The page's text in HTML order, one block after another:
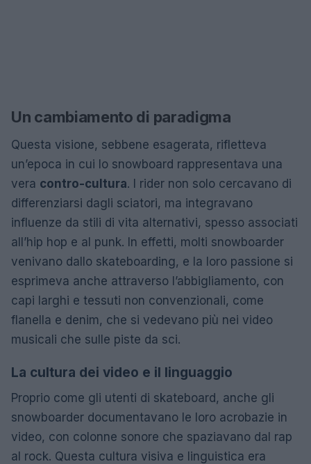
Un cambiamento di paradigma
Questa visione, sebbene esagerata, rifletteva
un’epoca in cui lo snowboard rappresentava una
vera contro-cultura. I rider non solo cercavano di
differenziarsi dagli sciatori, ma integravano
influenze da stili di vita alternativi, spesso associati
all’hip hop e al punk. In effetti, molti snowboarder
venivano dallo skateboarding, e la loro passione si
esprimeva anche attraverso l’abbigliamento, con
capi larghi e tessuti non convenzionali, come
flanella e denim, che si vedevano più nei video
musicali che sulle piste da sci.
La cultura dei video e il linguaggio
Proprio come gli utenti di skateboard, anche gli
snowboarder documentavano le loro acrobazie in
video, con colonne sonore che spaziavano dal rap
al rock. Questa cultura visiva e linguistica era